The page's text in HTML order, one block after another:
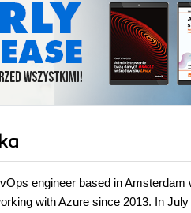
engineer based in
with Azure since 2013. In